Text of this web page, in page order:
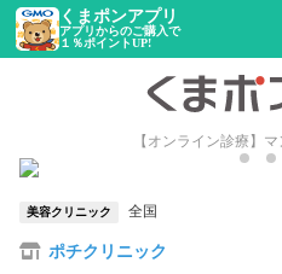
くまポンアプリ
アプリからのご購入で
１％ポイントUP!
【オンライン診療】
美容クリニック 全国
ポチクリニック